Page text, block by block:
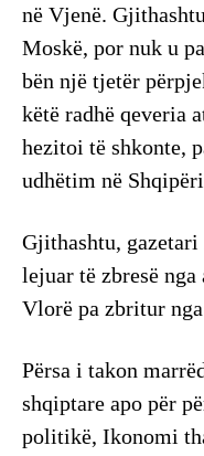
në Vjenë.
Moskë, por nuk u
bën një tjetër
këtë radhë qeveria
hezitoi të shkonte,
udhëtim në
Gjithashtu,
lejuar të zbresë nga
Vlorë pa zbritur
Përsa i takon
shqiptare apo për
politikë, Ikonomi